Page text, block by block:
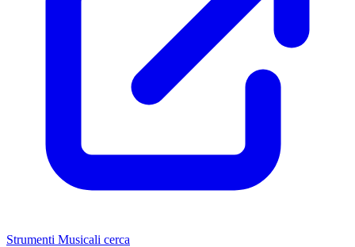
Strumenti Musicali cerca